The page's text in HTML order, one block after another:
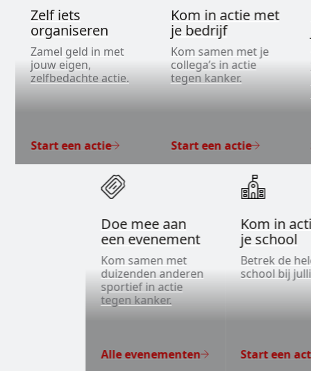
Zelf iets
organiseren
Zamel geld in met
jouw eigen,
zelfbedachte actie.
Start een actie
Kom in actie met
je bedrijf
Kom samen met je
collega’s in actie
tegen kanker.
Start een actie
Doe mee aan
een evenement
Kom samen met
duizenden anderen
sportief in actie
tegen kanker.
Alle evenementen
Kom in
je school
Betrek de
school bij
Start een